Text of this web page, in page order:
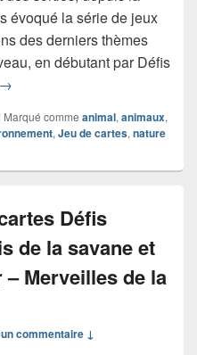
évoqué la série de jeux
des derniers thèmes
en débutant par Défis
Chronique jeu de société
→
Marqué comme animal, animaux,
, Jeu de cartes, nature
Défis
de la savane et
Merveilles de la
commentaire ↓